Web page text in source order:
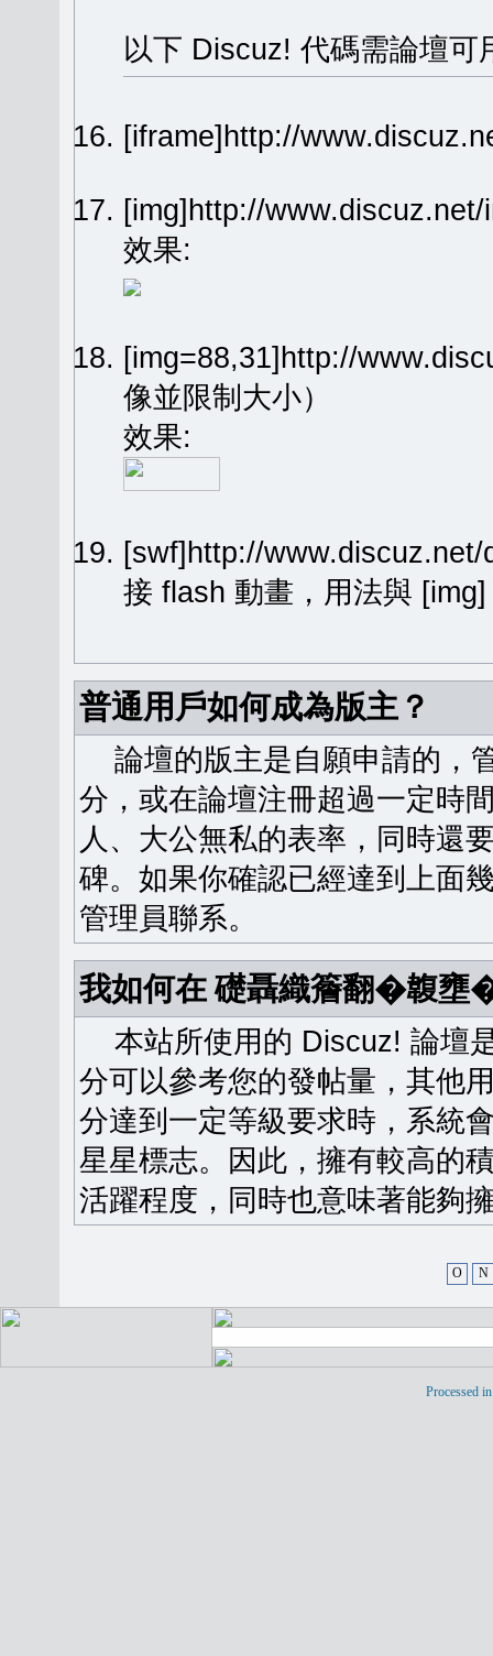
以下 Discuz! 代碼需論壇可
[iframe]http://
[img]http://
效果:
[img=88,31]http://
像並限制大小）
效果:
[swf]http://
接 flash 動畫，用法與
普通用戶如何成為版主？
論壇的版主是自願申請的，
分，或在論壇注冊超過一定時
人、大公無私的表率，同時還
碑。如果你確認已經達到上面
管理員聯系。
我如何在 礎聶織簷翻�䪖壅
本站所使用的 Discuz! 論壇
分可以參考您的發帖量，其他
分達到一定等級要求時，系統
星星標志。因此，擁有較高的
活躍程度，同時也意味著能夠
O N
Processed